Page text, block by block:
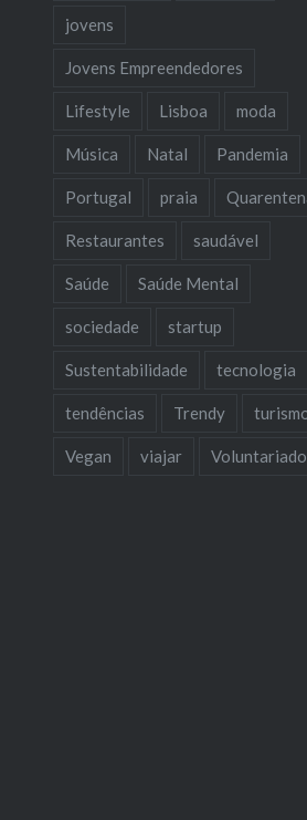
jovens
Jovens Empreendedores
Lifestyle Lisboa moda
Música Natal Pandemia
Portugal praia
Restaurantes saudável
Saúde Saúde Mental
sociedade startup
Sustentabilidade tecnologia
tendências Trendy
Vegan viajar Voluntariado